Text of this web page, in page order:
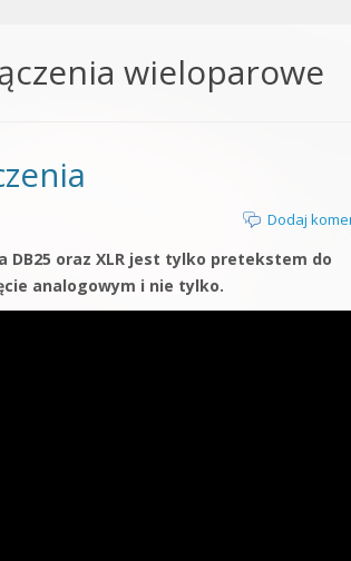
wieloparowe
Dodaj
DB25 oraz XLR jest tylko pretekstem do
analogowym i nie tylko.